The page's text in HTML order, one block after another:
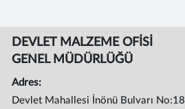
DEVLET MALZEME OFİSİ
GENEL MÜDÜRLÜĞÜ
Adres:
Devlet Mahallesi İnönü Bulvarı No:18